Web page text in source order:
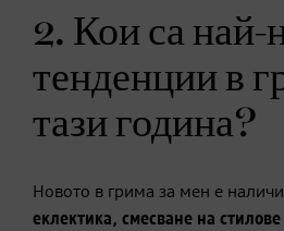
2. Кои са най-
тенденции в
тази година?
Новото в грима за мен е
еклектика, смесване на